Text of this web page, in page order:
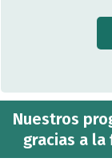
Nuestros
gracias a